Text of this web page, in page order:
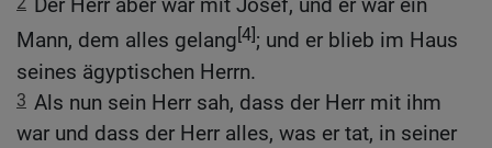
Der Herr aber war mit Josef, und er war ein
Mann, dem alles gelang[4]; und er blieb im Haus
seines ägyptischen Herrn.
3 Als nun sein Herr sah, dass der Herr mit ihm
war und dass der Herr alles, was er tat, in seiner